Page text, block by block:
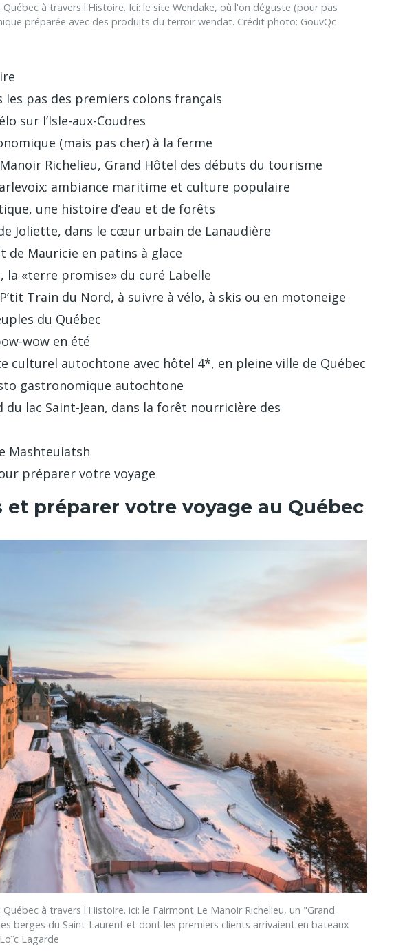
Québec à travers l'Histoire. Ici: le site Wendake, où l'on déguste (pour pas
préparée avec des produits du terroir wendat. Crédit photo: GouvQc
les pas des premiers colons français
sur l’Isle-aux-Coudres
(mais pas cher) à la ferme
Richelieu, Grand Hôtel des débuts du tourisme
ambiance maritime et culture populaire
une histoire d’eau et de forêts
Joliette, dans le cœur urbain de Lanaudière
de Mauricie en patins à glace
la «terre promise» du curé Labelle
Train du Nord, à suivre à vélo, à skis ou en motoneige
du Québec
wow en été
culturel autochtone avec hôtel 4*, en pleine ville de Québec
gastronomique autochtone
du lac Saint-Jean, dans la forêt nourricière des
Mashteuiatsh
préparer votre voyage
et préparer votre voyage au Québec
Québec à travers l'Histoire. ici: le Fairmont Le Manoir Richelieu, un "Grand
berges du Saint-Laurent et dont les premiers clients arrivaient en bateaux
Lagarde